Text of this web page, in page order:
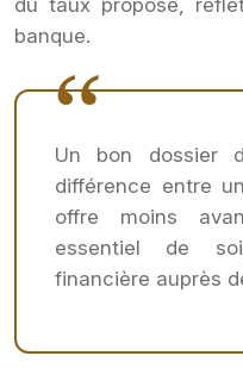
banque.
Un bon dossier
différence entre
offre moins
essentiel de
financière auprès